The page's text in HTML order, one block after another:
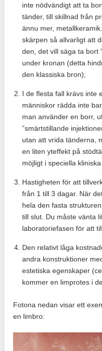
inte nödvändigt att ta
tänder, till skillnad från
ännu mer,
skärpen så allvarligt att
den, det vill säga ta bort
under kronan (detta
den klassiska bron);
I de flesta fall krävs inte
människor rädda inte
man använder en borr,
”smärtstillande
utan att vrida tänderna,
en liten yteffekt på
möjligt i speciella
Hastigheten för att
från 1 till 3 dagar. När
hela den fasta
till slut. Du måste vänta
laboratoriefasen för att
Den relativt låga
andra konstruktioner
estetiska egenskaper
kommer en limprotes i
Fotona nedan visar ett
en limbro: